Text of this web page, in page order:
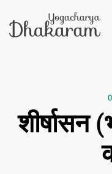
Skip to main content